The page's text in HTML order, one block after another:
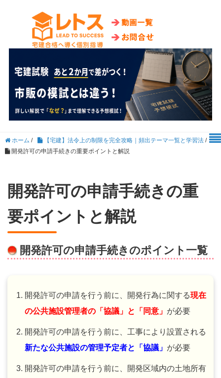
ホーム / 【宅建】法令上の制限を完全攻略｜頻出テーマ一覧と学習法 /
開発許可の申請手続きの重要ポイントと解説
開発許可の申請手続きの重
要ポイントと解説
開発許可の申請手続きのポイント一覧
開発許可の申請を行う前に、開発行為に関する現在
の公共施設管理者の 「協議」 と 「同意」 が必要
開発許可の申請を行う前に、工事により設置される
新たな公共施設の管理予定者と 「協議」 が必要
開発許可の申請を行う前に、開発区域内の土地所有